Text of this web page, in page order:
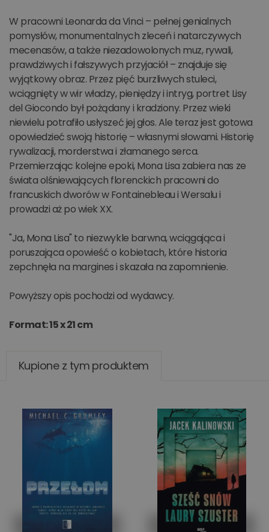
W pracowni Leonarda da Vinci – pełnej genialnych
pomysłów, monumentalnych zleceń i natarczywych
mecenasów, a także niezadowolonych muz, rywali,
prawdziwych i fałszywych przyjaciół – znajduje się
wyjątkowy obraz. Przez pięć burzliwych stuleci,
wciągnięty w wir władzy, pieniędzy i intryg, portret Lisy
del Giocondo był pożądany i kradziony. Przez wieki
niewielu potrafiło usłyszeć jej głos. Ale teraz jest gotowa
opowiedzieć swoją historię – własnymi słowami. Historię
rywalizacji, morderstwa i złamanego serca.
Przemierzając kolejne epoki, Mona Lisa zabiera nas ze
świata olśniewających florenckich pracowni do
francuskich dworów w Fontainebleau i Wersalu i
prowadzi aż po wiek XX.
"Ja, Mona Lisa" to niezwykle barwna, wciągająca i
poruszająca opowieść o kobietach, które historia
zepchnęła na margines i skazała na zapomnienie.
Powyższy opis pochodzi od wydawcy.
Format: 15 x 21 cm
Kupione z tym produktem